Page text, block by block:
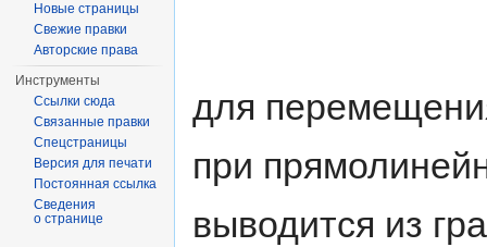
для
при
выводится из
Новые страницы
Свежие правки
Авторские права
Инструменты
Ссылки сюда
Связанные правки
Спецстраницы
Версия для печати
Постоянная ссылка
Сведения
о странице